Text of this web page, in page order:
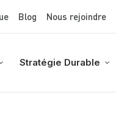
Blog Nous rejoindre
Stratégie Durable